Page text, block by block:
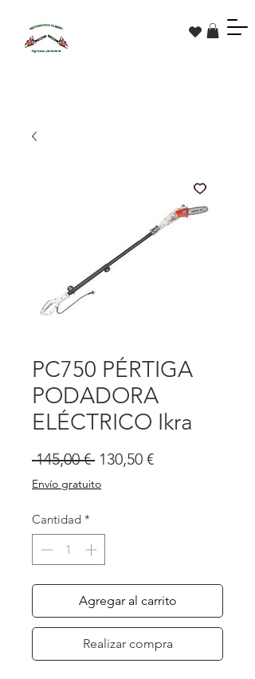
PC750 PÉRTIGA
PODADORA
ELÉCTRICO Ikra
145,00 € Precio
130,50 €Precio
Envío gratuito
Cantidad *
Agregar al carrito
Realizar compra